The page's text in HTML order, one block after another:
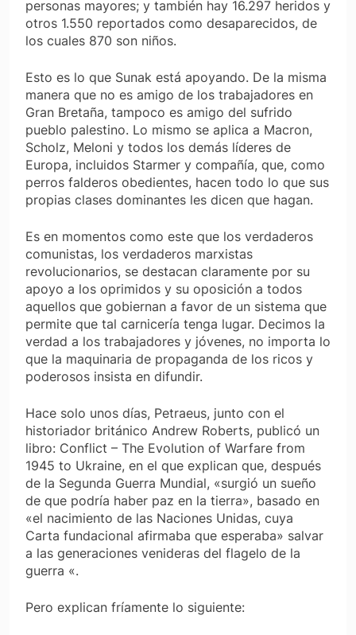
personas mayores; y también hay 16.297 heridos y
otros 1.550 reportados como desaparecidos, de
los cuales 870 son niños.
Esto es lo que Sunak está apoyando. De la misma
manera que no es amigo de los trabajadores en
Gran Bretaña, tampoco es amigo del sufrido
pueblo palestino. Lo mismo se aplica a Macron,
Scholz, Meloni y todos los demás líderes de
Europa, incluidos Starmer y compañía, que, como
perros falderos obedientes, hacen todo lo que sus
propias clases dominantes les dicen que hagan.
Es en momentos como este que los verdaderos
comunistas, los verdaderos marxistas
revolucionarios, se destacan claramente por su
apoyo a los oprimidos y su oposición a todos
aquellos que gobiernan a favor de un sistema que
permite que tal carnicería tenga lugar. Decimos la
verdad a los trabajadores y jóvenes, no importa lo
que la maquinaria de propaganda de los ricos y
poderosos insista en difundir.
Hace solo unos días, Petraeus, junto con el
historiador británico Andrew Roberts, publicó un
libro: Conflict – The Evolution of Warfare from
1945 to Ukraine, en el que explican que, después
de la Segunda Guerra Mundial, «surgió un sueño
de que podría haber paz en la tierra», basado en
«el nacimiento de las Naciones Unidas, cuya
Carta fundacional afirmaba que esperaba» salvar
a las generaciones venideras del flagelo de la
guerra «.
Pero explican fríamente lo siguiente: